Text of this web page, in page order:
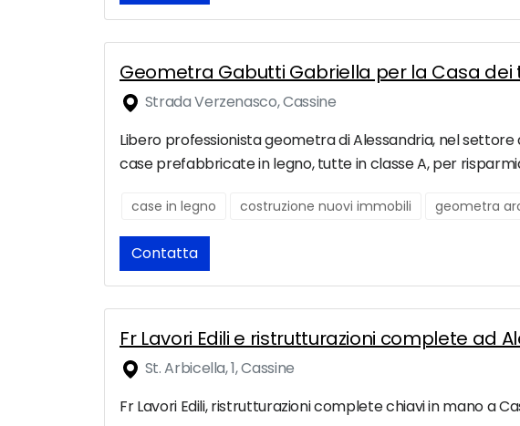
Geometra Gabutti Gabriella per la Casa dei
Strada Verzenasco, Cassine
Libero professionista geometra di Alessandria, nel
case prefabbricate in legno, tutte in classe A, per
case in legno costruzione nuovi immobili geometra
Contatta
Fr Lavori Edili e ristrutturazioni complete ad
St. Arbicella, 1, Cassine
Fr Lavori Edili, ristrutturazioni complete chiavi in mano a